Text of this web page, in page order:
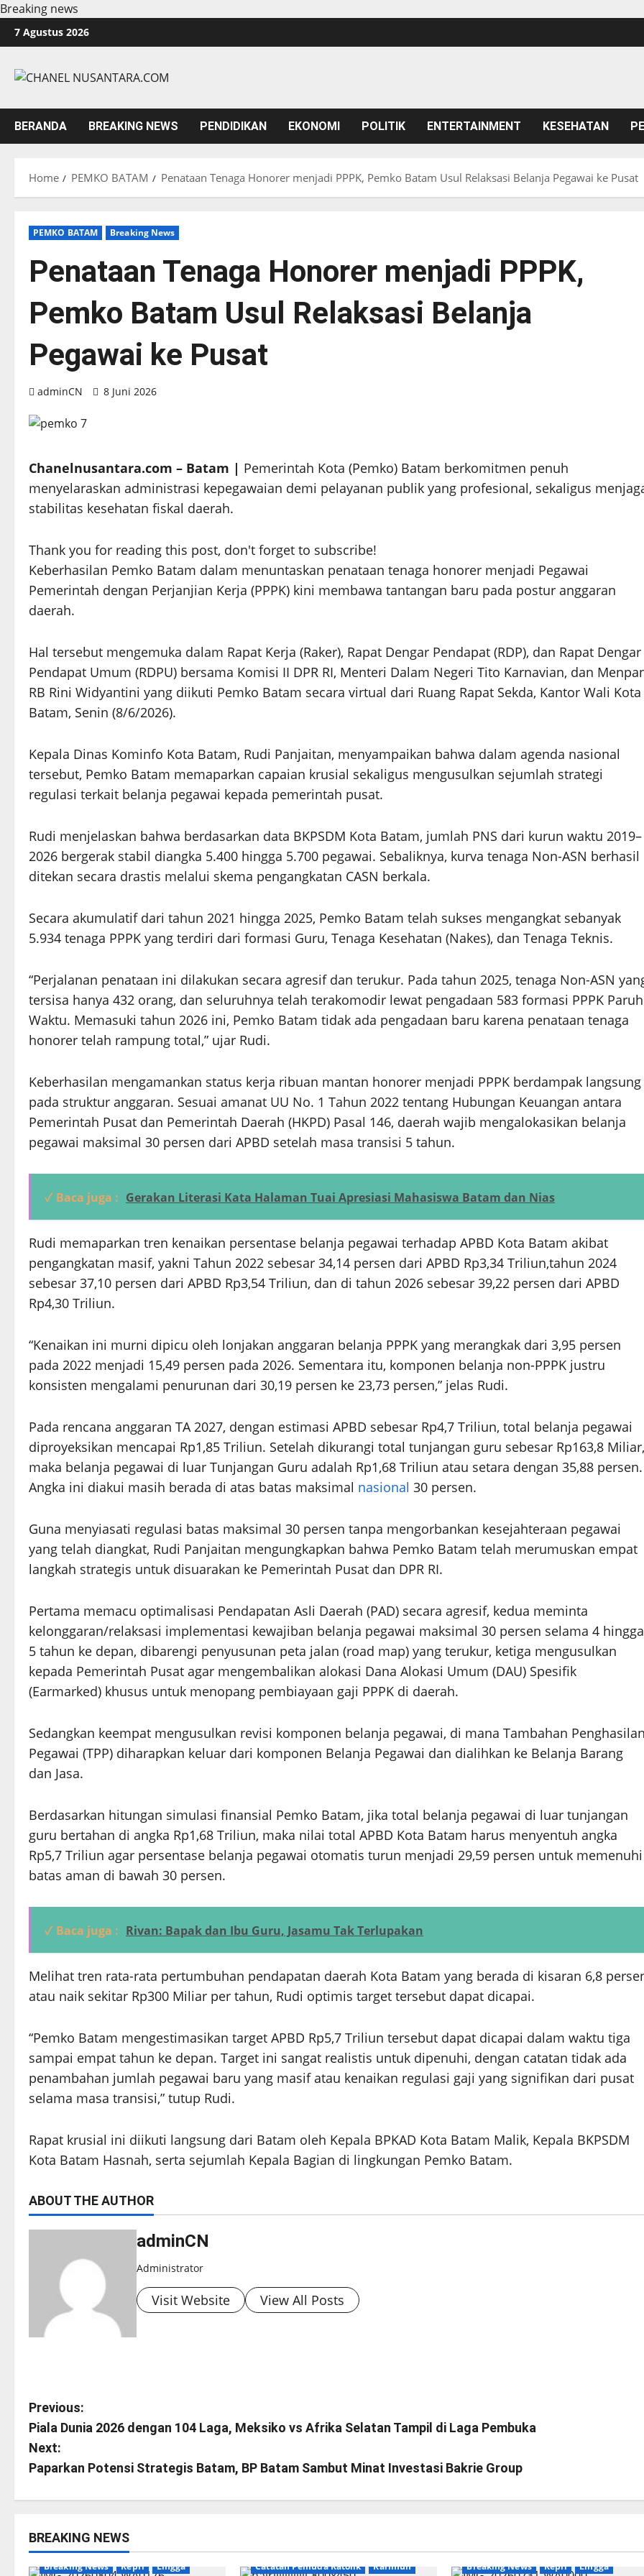
Breaking news
Skip
to
7 Agustus 2026
BERANDA BREAKING NEWS PENDIDIKAN EKONOMI POLITIK ENTERTAINMENT KESEHATAN
Home PEMKO BATAM Penataan Tenaga Honorer menjadi PPPK, Pemko Batam Usul Relaksasi Belanja Pegawai ke Pusat
PEMKO BATAM Breaking News
Penataan Tenaga Honorer menjadi PPPK,
Pemko Batam Usul Relaksasi Belanja
Pegawai ke Pusat
adminCN 8 Juni 2026
Chanelnusantara.com – Batam | Pemerintah Kota (Pemko) Batam berkomitmen penuh
menyelaraskan administrasi kepegawaian demi pelayanan publik yang profesional, sekaligus
stabilitas kesehatan fiskal daerah.
Thank you for reading this post, don't forget to subscribe!
Keberhasilan Pemko Batam dalam menuntaskan penataan tenaga honorer menjadi Pegawai
Pemerintah dengan Perjanjian Kerja (PPPK) kini membawa tantangan baru pada postur anggaran
daerah.
Hal tersebut mengemuka dalam Rapat Kerja (Raker), Rapat Dengar Pendapat (RDP), dan Rapat Dengar
Pendapat Umum (RDPU) bersama Komisi II DPR RI, Menteri Dalam Negeri Tito Karnavian, dan
RB Rini Widyantini yang diikuti Pemko Batam secara virtual dari Ruang Rapat Sekda, Kantor Wali Kota
Batam, Senin (8/6/2026).
Kepala Dinas Kominfo Kota Batam, Rudi Panjaitan, menyampaikan bahwa dalam agenda nasional
tersebut, Pemko Batam memaparkan capaian krusial sekaligus mengusulkan sejumlah strategi
regulasi terkait belanja pegawai kepada pemerintah pusat.
Rudi menjelaskan bahwa berdasarkan data BKPSDM Kota Batam, jumlah PNS dari kurun waktu 2019–
2026 bergerak stabil diangka 5.400 hingga 5.700 pegawai. Sebaliknya, kurva tenaga Non-ASN berhasil
ditekan secara drastis melalui skema pengangkatan CASN berkala.
Secara akumulatif dari tahun 2021 hingga 2025, Pemko Batam telah sukses mengangkat sebanyak
5.934 tenaga PPPK yang terdiri dari formasi Guru, Tenaga Kesehatan (Nakes), dan Tenaga Teknis.
“Perjalanan penataan ini dilakukan secara agresif dan terukur. Pada tahun 2025, tenaga Non-ASN
tersisa hanya 432 orang, dan seluruhnya telah terakomodir lewat pengadaan 583 formasi PPPK Paruh
Waktu. Memasuki tahun 2026 ini, Pemko Batam tidak ada pengadaan baru karena penataan tenaga
honorer telah rampung total,” ujar Rudi.
Keberhasilan mengamankan status kerja ribuan mantan honorer menjadi PPPK berdampak langsung
pada struktur anggaran. Sesuai amanat UU No. 1 Tahun 2022 tentang Hubungan Keuangan antara
Pemerintah Pusat dan Pemerintah Daerah (HKPD) Pasal 146, daerah wajib mengalokasikan belanja
pegawai maksimal 30 persen dari APBD setelah masa transisi 5 tahun.
✓ Baca juga : Gerakan Literasi Kata Halaman Tuai Apresiasi Mahasiswa Batam dan Nias
Rudi memaparkan tren kenaikan persentase belanja pegawai terhadap APBD Kota Batam akibat
pengangkatan masif, yakni Tahun 2022 sebesar 34,14 persen dari APBD Rp3,34 Triliun,tahun 2024
sebesar 37,10 persen dari APBD Rp3,54 Triliun, dan di tahun 2026 sebesar 39,22 persen dari APBD
Rp4,30 Triliun.
“Kenaikan ini murni dipicu oleh lonjakan anggaran belanja PPPK yang merangkak dari 3,95 persen
pada 2022 menjadi 15,49 persen pada 2026. Sementara itu, komponen belanja non-PPPK justru
konsisten mengalami penurunan dari 30,19 persen ke 23,73 persen,” jelas Rudi.
Pada rencana anggaran TA 2027, dengan estimasi APBD sebesar Rp4,7 Triliun, total belanja pegawai
diproyeksikan mencapai Rp1,85 Triliun. Setelah dikurangi total tunjangan guru sebesar Rp163,8 Miliar,
maka belanja pegawai di luar Tunjangan Guru adalah Rp1,68 Triliun atau setara dengan 35,88 persen.
Angka ini diakui masih berada di atas batas maksimal nasional 30 persen.
Guna menyiasati regulasi batas maksimal 30 persen tanpa mengorbankan kesejahteraan pegawai
yang telah diangkat, Rudi Panjaitan mengungkapkan bahwa Pemko Batam telah merumuskan empat
langkah strategis untuk disuarakan ke Pemerintah Pusat dan DPR RI.
Pertama memacu optimalisasi Pendapatan Asli Daerah (PAD) secara agresif, kedua meminta
kelonggaran/relaksasi implementasi kewajiban belanja pegawai maksimal 30 persen selama 4 hingga
5 tahun ke depan, dibarengi penyusunan peta jalan (road map) yang terukur, ketiga mengusulkan
kepada Pemerintah Pusat agar mengembalikan alokasi Dana Alokasi Umum (DAU) Spesifik
(Earmarked) khusus untuk menopang pembiayaan gaji PPPK di daerah.
Sedangkan keempat mengusulkan revisi komponen belanja pegawai, di mana Tambahan
Pegawai (TPP) diharapkan keluar dari komponen Belanja Pegawai dan dialihkan ke Belanja Barang
dan Jasa.
Berdasarkan hitungan simulasi finansial Pemko Batam, jika total belanja pegawai di luar tunjangan
guru bertahan di angka Rp1,68 Triliun, maka nilai total APBD Kota Batam harus menyentuh angka
Rp5,7 Triliun agar persentase belanja pegawai otomatis turun menjadi 29,59 persen untuk memenuhi
batas aman di bawah 30 persen.
✓ Baca juga : Rivan: Bapak dan Ibu Guru, Jasamu Tak Terlupakan
Melihat tren rata-rata pertumbuhan pendapatan daerah Kota Batam yang berada di kisaran 6,8
atau naik sekitar Rp300 Miliar per tahun, Rudi optimis target tersebut dapat dicapai.
“Pemko Batam mengestimasikan target APBD Rp5,7 Triliun tersebut dapat dicapai dalam waktu tiga
sampai empat tahun ke depan. Target ini sangat realistis untuk dipenuhi, dengan catatan tidak ada
penambahan jumlah pegawai baru yang masif atau kenaikan regulasi gaji yang signifikan dari pusat
selama masa transisi,” tutup Rudi.
Rapat krusial ini diikuti langsung dari Batam oleh Kepala BPKAD Kota Batam Malik, Kepala BKPSDM
Kota Batam Hasnah, serta sejumlah Kepala Bagian di lingkungan Pemko Batam.
ABOUT THE AUTHOR
adminCN
Administrator
Visit Website View All Posts
P
o
s
t
n
a
Previous:
Piala Dunia 2026 dengan 104 Laga, Meksiko vs Afrika Selatan Tampil di Laga Pembuka
Next:
Paparkan Potensi Strategis Batam, BP Batam Sambut Minat Investasi Bakrie Group
BREAKING NEWS
Breaking News Kepri Lingga
Catatan Pemuda Katolik
Karimun Breaking News Kepri Lingga